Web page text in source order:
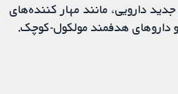
دارویی، مانند مهار کننده‌های
هدفمند مولکول-کوچک.